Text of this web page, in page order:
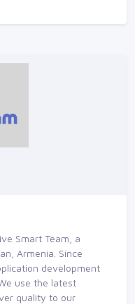
Smart Team, a
Armenia. Since
development
use the latest
quality to our